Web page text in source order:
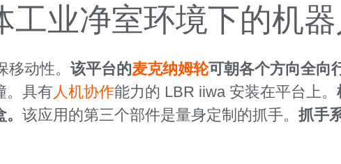
工业净室环境下的机
动性。 该平台的麦克纳姆轮可朝各个方向全向
。具有 人机协作能力的 LBR iiwa 安装在平台上。
该应用的第三个部件是量身定制的抓手。 抓手